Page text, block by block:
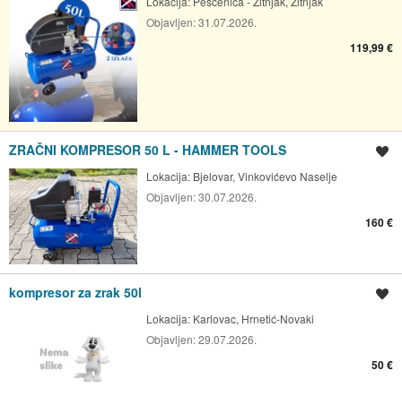
Objavljen:31.07.2026.
119,99 €
ZRAČNI KOMPRESOR 50 L - HAMMER TOOLS
Lokacija: Bjelovar, Vinkovićevo Naselje
Objavljen:30.07.2026.
160 €
kompresor za zrak 50l
Lokacija: Karlovac, Hrnetić-Novaki
Objavljen:29.07.2026.
50 €